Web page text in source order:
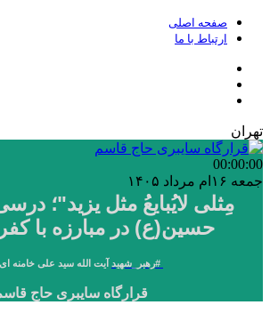
صفحه اصلی
ارتباط با ما
تهران
00:00:00
جمعه ۱۶ام مرداد ۱۴۰۵
مِثلی لایُبایعُ مثل یزید"؛
حسین(ع) در مبارزه با
#رهبر_شهید آیت الله سید علی خامنه
قرارگاه سایبری حاج